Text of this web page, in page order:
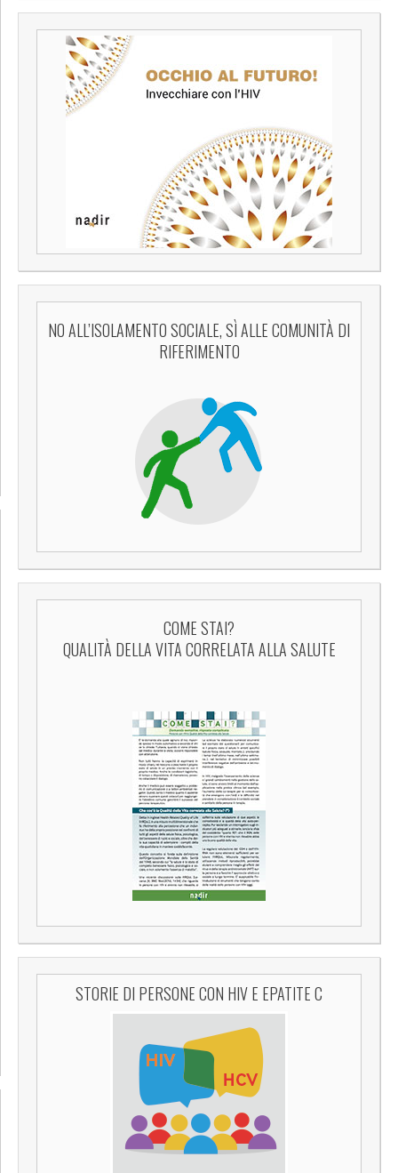
NO ALL’ISOLAMENTO SOCIALE, SÌ ALLE COMUNITÀ DI
RIFERIMENTO
COME STAI?
QUALITÀ DELLA VITA CORRELATA ALLA SALUTE
STORIE DI PERSONE CON HIV E EPATITE C